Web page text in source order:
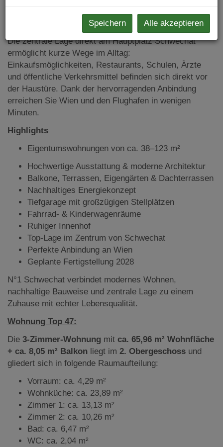
Die zentrale Lage direkt am Hauptplatz Schwechat
ermöglicht kurze Wege im Alltag:
Einkaufsmöglichkeiten, Restaurants, Schulen, Ärzte
und öffentliche Verkehrsmittel befinden sich direkt vor
der Haustüre. Dank der hervorragenden Anbindung
erreichen Sie Wien und den Flughafen in wenigen
Minuten.
Highlights
Eigentumswohnungen von ca. 38–123 m²
Hochwertige Ausstattung & moderne Architektur
Balkone, Terrassen, Eigengärten & Dachterrassen
Nachhaltiges Energiekonzept
Tiefgarage mit großzügigen Stellplätzen
Fahrrad- & Kinderwagenräume
Ruhiger Innenhof
Top-Lage im Zentrum von Schwechat
Perfekte Anbindung an Wien
Geplante Fertigstellung 2028
N°1 Schwechat verbindet modernes Wohnen,
nachhaltige Bauweise und zentrale Lage zu einem
Zuhause mit echter Lebensqualität.
Wohnung Top 47:
Die 3-Zimmer-Wohnung mit ca. 65,96 m² Wohnfläche
+ ca. 8,05 m² Balkon liegt im 2. Obergeschoss und
gliedert sich in folgende Raumaufteilung:
Vorraum: ca. 4,29 m²
Wohnküche: ca. 23,89 m²
Zimmer 1: ca. 13,13 m²
Zimmer 2: ca. 10,26 m²
Bad: ca. 6,47 m²
WC: ca. 2,04 m²
Speichern Alle akzeptieren